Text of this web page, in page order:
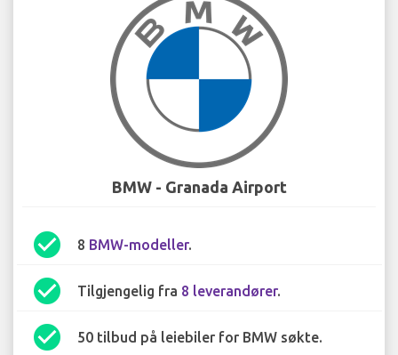
BMW - Granada Airport
check_circle 8 BMW-modeller.
check_circle Tilgjengelig fra 8 leverandører.
check_circle 50 tilbud på leiebiler for BMW søkte.